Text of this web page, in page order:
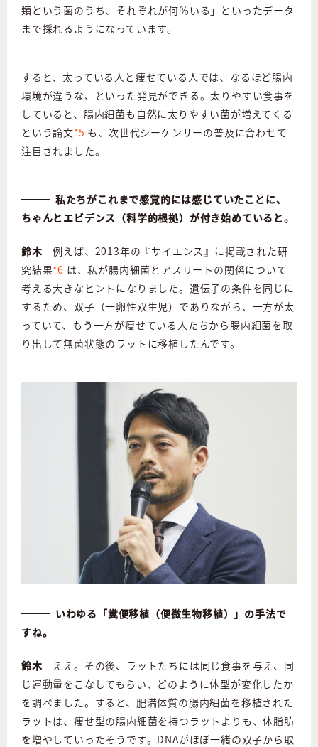
類という菌のうち、それぞれが何％いる」といったデータ
まで採れるようになっています。
すると、太っている人と痩せている人では、なるほど腸内
環境が違うな、といった発見ができる。太りやすい食事を
していると、腸内細菌も自然に太りやすい菌が増えてくる
という論文*5 も、次世代シーケンサーの普及に合わせて
注目されました。
私たちがこれまで感覚的には感じていたことに、
ちゃんとエビデンス（科学的根拠）が付き始めていると。
鈴木 例えば、 2013年の『サイエンス』に掲載された研
究結果*6 は、私が腸内細菌とアスリートの関係について
考える大きなヒントになりました。遺伝子の条件を同じに
するため、双子（一卵性双生児）でありながら、一方が太
っていて、もう一方が痩せている人たちから腸内細菌を取
り出して無菌状態のラットに移植したんです。
いわゆる「糞便移植（便微生物移植）」の手法で
すね。
鈴木 ええ。その後、ラットたちには同じ食事を与え、同
じ運動量をこなしてもらい、どのように体型が変化したか
を調べました。すると、肥満体質の腸内細菌を移植された
ラットは、痩せ型の腸内細菌を持つラットよりも、体脂肪
を増やしていったそうです。DNAがほぼ一緒の双子から取